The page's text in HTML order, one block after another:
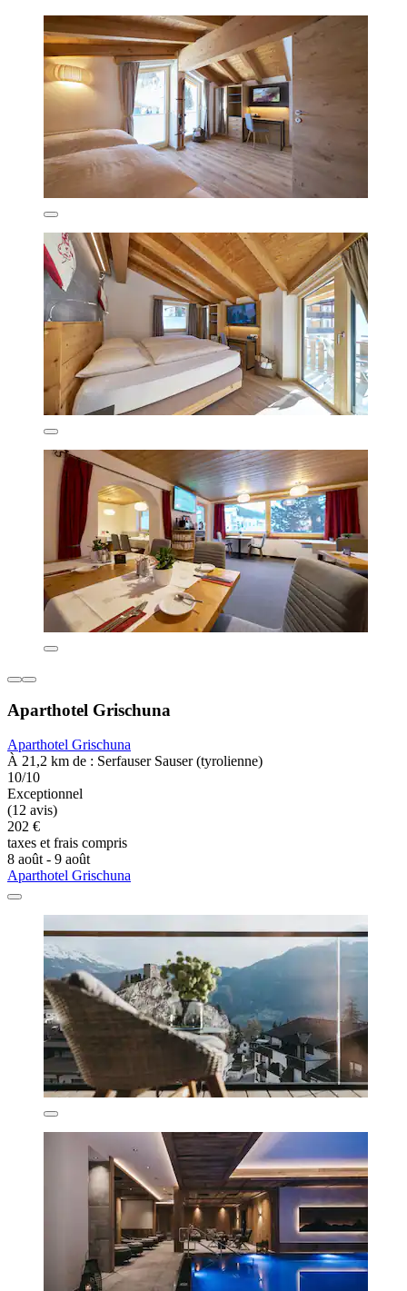
Aparthotel Grischuna
Aparthotel Grischuna
À 21,2 km de : Serfauser Sauser (tyrolienne)
10/10
Exceptionnel
(12 avis)
202 €
taxes et frais compris
8 août - 9 août
Aparthotel Grischuna